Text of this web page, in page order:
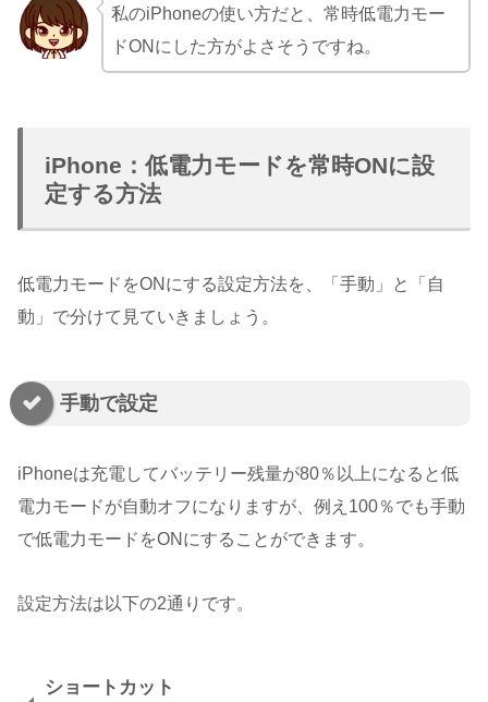
私のiPhoneの使い方だと、常時低電力モー
ドONにした方がよさそうですね。
iPhone：低電力モードを常時ONに設
定する方法
低電力モードをONにする設定方法を、「手動」と「自
動」で分けて見ていきましょう。
手動で設定
iPhoneは充電してバッテリー残量が80％以上になると低
電力モードが自動オフになりますが、例え100％でも手動
で低電力モードをONにすることができます。
設定方法は以下の2通りです。
ショートカット